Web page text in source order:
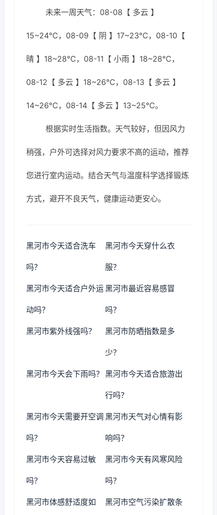
未来一周天气：08-08【 多云 】
15~24℃，08-09【 阴 】17~23℃，08-10【
晴 】18~28℃，08-11【 小雨 】18~28℃，
08-12【 多云 】18~26℃，08-13【 多云 】
14~26℃，08-14【 多云 】13~25℃。
根据实时生活指数。天气较好，但因风力
稍强，户外可选择对风力要求不高的运动，推荐
您进行室内运动。结合天气与温度科学选择锻炼
方式，避开不良天气，健康运动更安心。
黑河市今天适合洗车
吗？
黑河市今天穿什么衣
服？
黑河市今天适合户外运
动吗？
黑河市最近容易感冒
吗？
黑河市紫外线强吗？ 黑河市防晒指数是多
少？
黑河市今天会下雨吗？ 黑河市今天适合旅游出
行吗？
黑河市今天需要开空调
吗？
黑河市天气对心情有影
响吗？
黑河市今天容易过敏
吗？
黑河市今天有风寒风险
吗？
黑河市体感舒适度如 黑河市空气污染扩散条